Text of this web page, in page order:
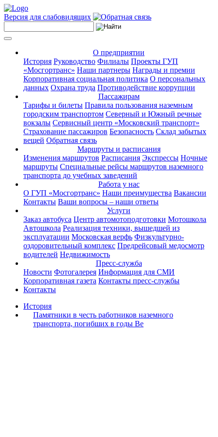
Версия для слабовидящих
О предприятии
История Руководство Филиалы Проекты ГУП
«Мосгортранс» Наши партнеры Награды и премии
Корпоративная социальная политика О персональных
данных Охрана труда Противодействие коррупции
Пассажирам
Тарифы и билеты Правила пользования наземным
городским транспортом Северный и Южный речные
вокзалы Сервисный центр «Московский транспорт»
Страхование пассажиров Безопасность Склад забытых
вещей Обратная связь
Маршруты и расписания
Изменения маршрутов Расписания Экспрессы Ночные
маршруты Специальные рейсы маршрутов наземного
транспорта до учебных заведений
Работа у нас
О ГУП «Мосгортранс» Наши преимущества Вакансии
Контакты Ваши вопросы – наши ответы
Услуги
Заказ автобуса Центр автомотоподготовки Мотошкола
Автошкола Реализация техники, вышедшей из
эксплуатации Московская верфь Физкультурно-
оздоровительный комплекс Предрейсовый медосмотр
водителей Недвижимость
Пресс-служба
Новости Фотогалерея Информация для СМИ
Корпоративная газета Контакты пресс-службы
Контакты
История
Памятники в честь работников наземного
транспорта, погибших в годы Ве